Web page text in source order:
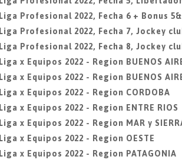
Liga Profesional 2022, Fecha 6 + Bonus
Liga Profesional 2022, Fecha 7, Jockey
Liga Profesional 2022, Fecha 8, Jockey
Liga x Equipos 2022 - Region BUENOS
Liga x Equipos 2022 - Region BUENOS
Liga x Equipos 2022 - Region CORDOBA
Liga x Equipos 2022 - Region ENTRE RIOS
Liga x Equipos 2022 - Region MAR y
Liga x Equipos 2022 - Region OESTE
Liga x Equipos 2022 - Region PATAGONIA